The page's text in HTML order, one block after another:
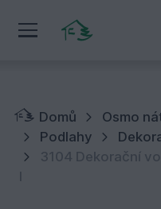
Domů Osmo
Podlahy
3104 Dekorační
l